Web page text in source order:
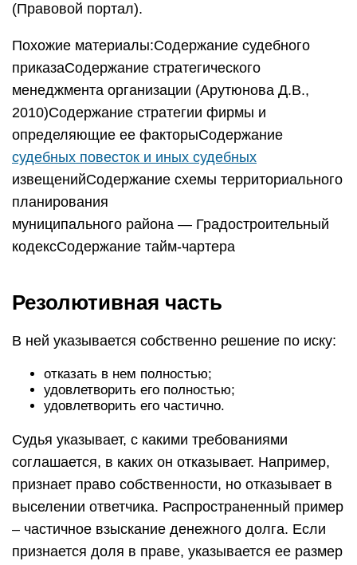
(Правовой портал).
Похожие материалы:Содержание судебного
приказаСодержание стратегического
менеджмента организации (Арутюнова Д.В.,
2010)Содержание стратегии фирмы и
определяющие ее факторыСодержание
судебных повесток и иных судебных
извещенийСодержание схемы территориального
планирования
муниципального района — Градостроительный
кодексСодержание тайм-чартера
Резолютивная часть
В ней указывается собственно решение по иску:
отказать в нем полностью;
удовлетворить его полностью;
удовлетворить его частично.
Судья указывает, с какими требованиями
соглашается, в каких он отказывает. Например,
признает право собственности, но отказывает в
выселении ответчика. Распространенный пример
– частичное взыскание денежного долга. Если
признается доля в праве, указывается ее размер